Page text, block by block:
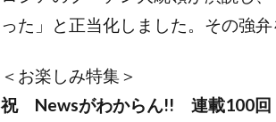
った」と正当化しました。その強
＜お楽しみ特集＞
祝 Newsがわからん!! 連載100回